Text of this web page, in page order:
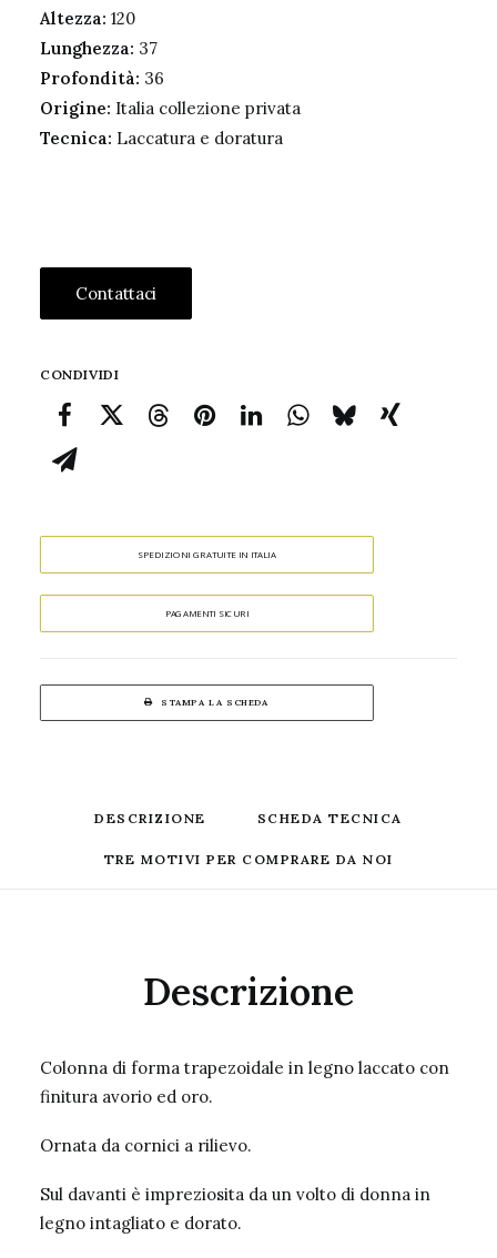
Altezza: 120
Lunghezza: 37
Profondità: 36
Origine: Italia collezione privata
Tecnica: Laccatura e doratura
Contattaci
CONDIVIDI
SPEDIZIONI GRATUITE IN ITALIA
PAGAMENTI SICURI
STAMPA LA SCHEDA
DESCRIZIONE SCHEDA TECNICA
TRE MOTIVI PER COMPRARE DA NOI
Descrizione
Colonna di forma trapezoidale in legno laccato con
finitura avorio ed oro.
Ornata da cornici a rilievo.
Sul davanti è impreziosita da un volto di donna in
legno intagliato e dorato.